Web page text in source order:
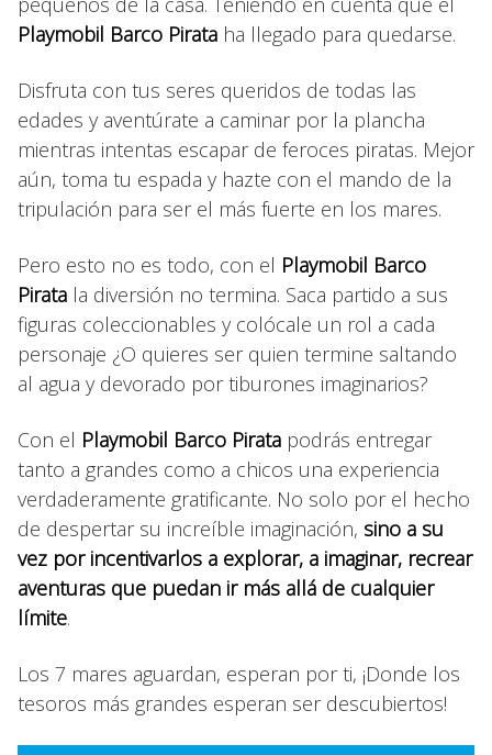
Playmobil Barco Pirata ha llegado para quedarse.
Disfruta con tus seres queridos de todas las
edades y aventúrate a caminar por la plancha
mientras intentas escapar de feroces piratas. Mejor
aún, toma tu espada y hazte con el mando de la
tripulación para ser el más fuerte en los mares.
Pero esto no es todo, con el Playmobil Barco
Pirata la diversión no termina. Saca partido a sus
figuras coleccionables y colócale un rol a cada
personaje ¿O quieres ser quien termine saltando
al agua y devorado por tiburones imaginarios?
Con el Playmobil Barco Pirata podrás entregar
tanto a grandes como a chicos una experiencia
verdaderamente gratificante. No solo por el hecho
de despertar su increíble imaginación, sino a su
vez por incentivarlos a explorar, a imaginar, recrear
aventuras que puedan ir más allá de cualquier
límite.
Los 7 mares aguardan, esperan por ti, ¡Donde los
tesoros más grandes esperan ser descubiertos!